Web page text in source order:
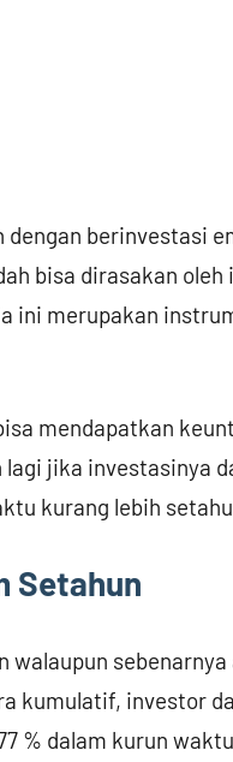
berinvestasi
bisa dirasakan
ini merupakan
mendapatkan
jika investasinya
kurang lebih
Setahun
kumulatif, investor
% dalam kurun